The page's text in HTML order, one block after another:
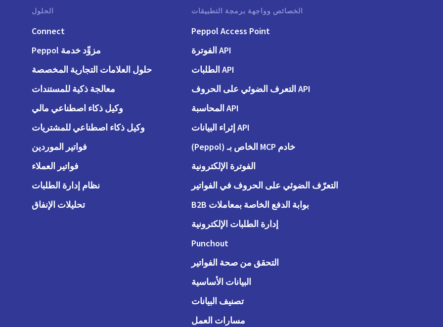
الخصائص وواجهة برمجة التطبيقات
Peppol Access Point
API الفوترة
API الطلبات
API التعرف الضوئي على الحروف
API المحاسبة
API إثراء البيانات
خادم MCP الخاص بـ (Peppol)
الفوترة الإلكترونية
التعرّف الضوئي على الحروف في الفواتير
بوابة الدفع الخاصة بمعاملات B2B
إدارة الطلبات الإلكترونية
Punchout
التحقق من صحة الفواتير
البيانات الأساسية
تصنيف البيانات
مسارات العمل
الحلول
Connect
مزوِّد خدمة Peppol
حلول العلامات التجارية المخصصة
معالجة ذكية للمستندات
وكيل ذكاء اصطناعي مالي
وكيل ذكاء اصطناعي للمشتريات
فواتير الموردين
فواتير العملاء
نظام إدارة الطلبات
تحليلات الإنفاق